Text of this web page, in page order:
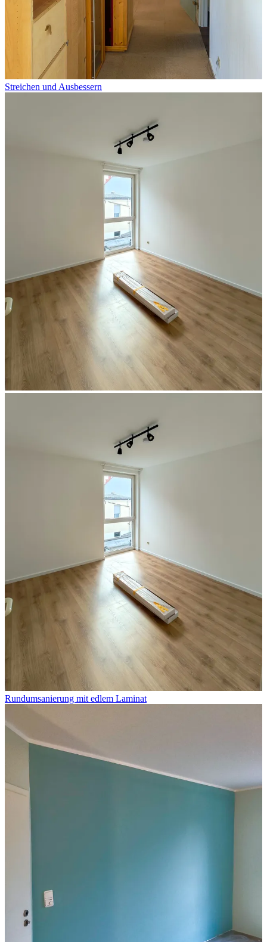
Streichen und Ausbessern
Rundumsanierung mit edlem Laminat